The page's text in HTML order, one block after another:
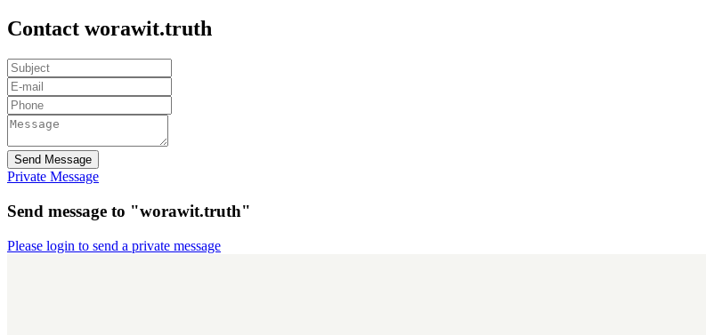
Contact worawit.truth
Send Message
Private Message
Send message to "worawit.truth"
Please login to send a private message